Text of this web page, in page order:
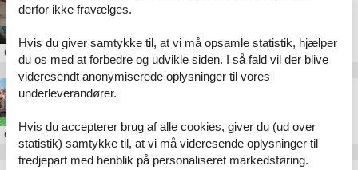
Feriebolig ved Venedig
Om Venedig
Feriebolig i Venedig
OmVenedig
derfor ikke fravælges.
Hvis du giver samtykke til, at vi må opsamle statistik, hjælper
du os med at forbedre og udvikle siden. I så fald vil der blive
videresendt anonymiserede oplysninger til vores
underleverandører.
Hvis du accepterer brug af alle cookies, giver du (ud over
statistik) samtykke til, at vi må videresende oplysninger til
tredjepart med henblik på personaliseret markedsføring.